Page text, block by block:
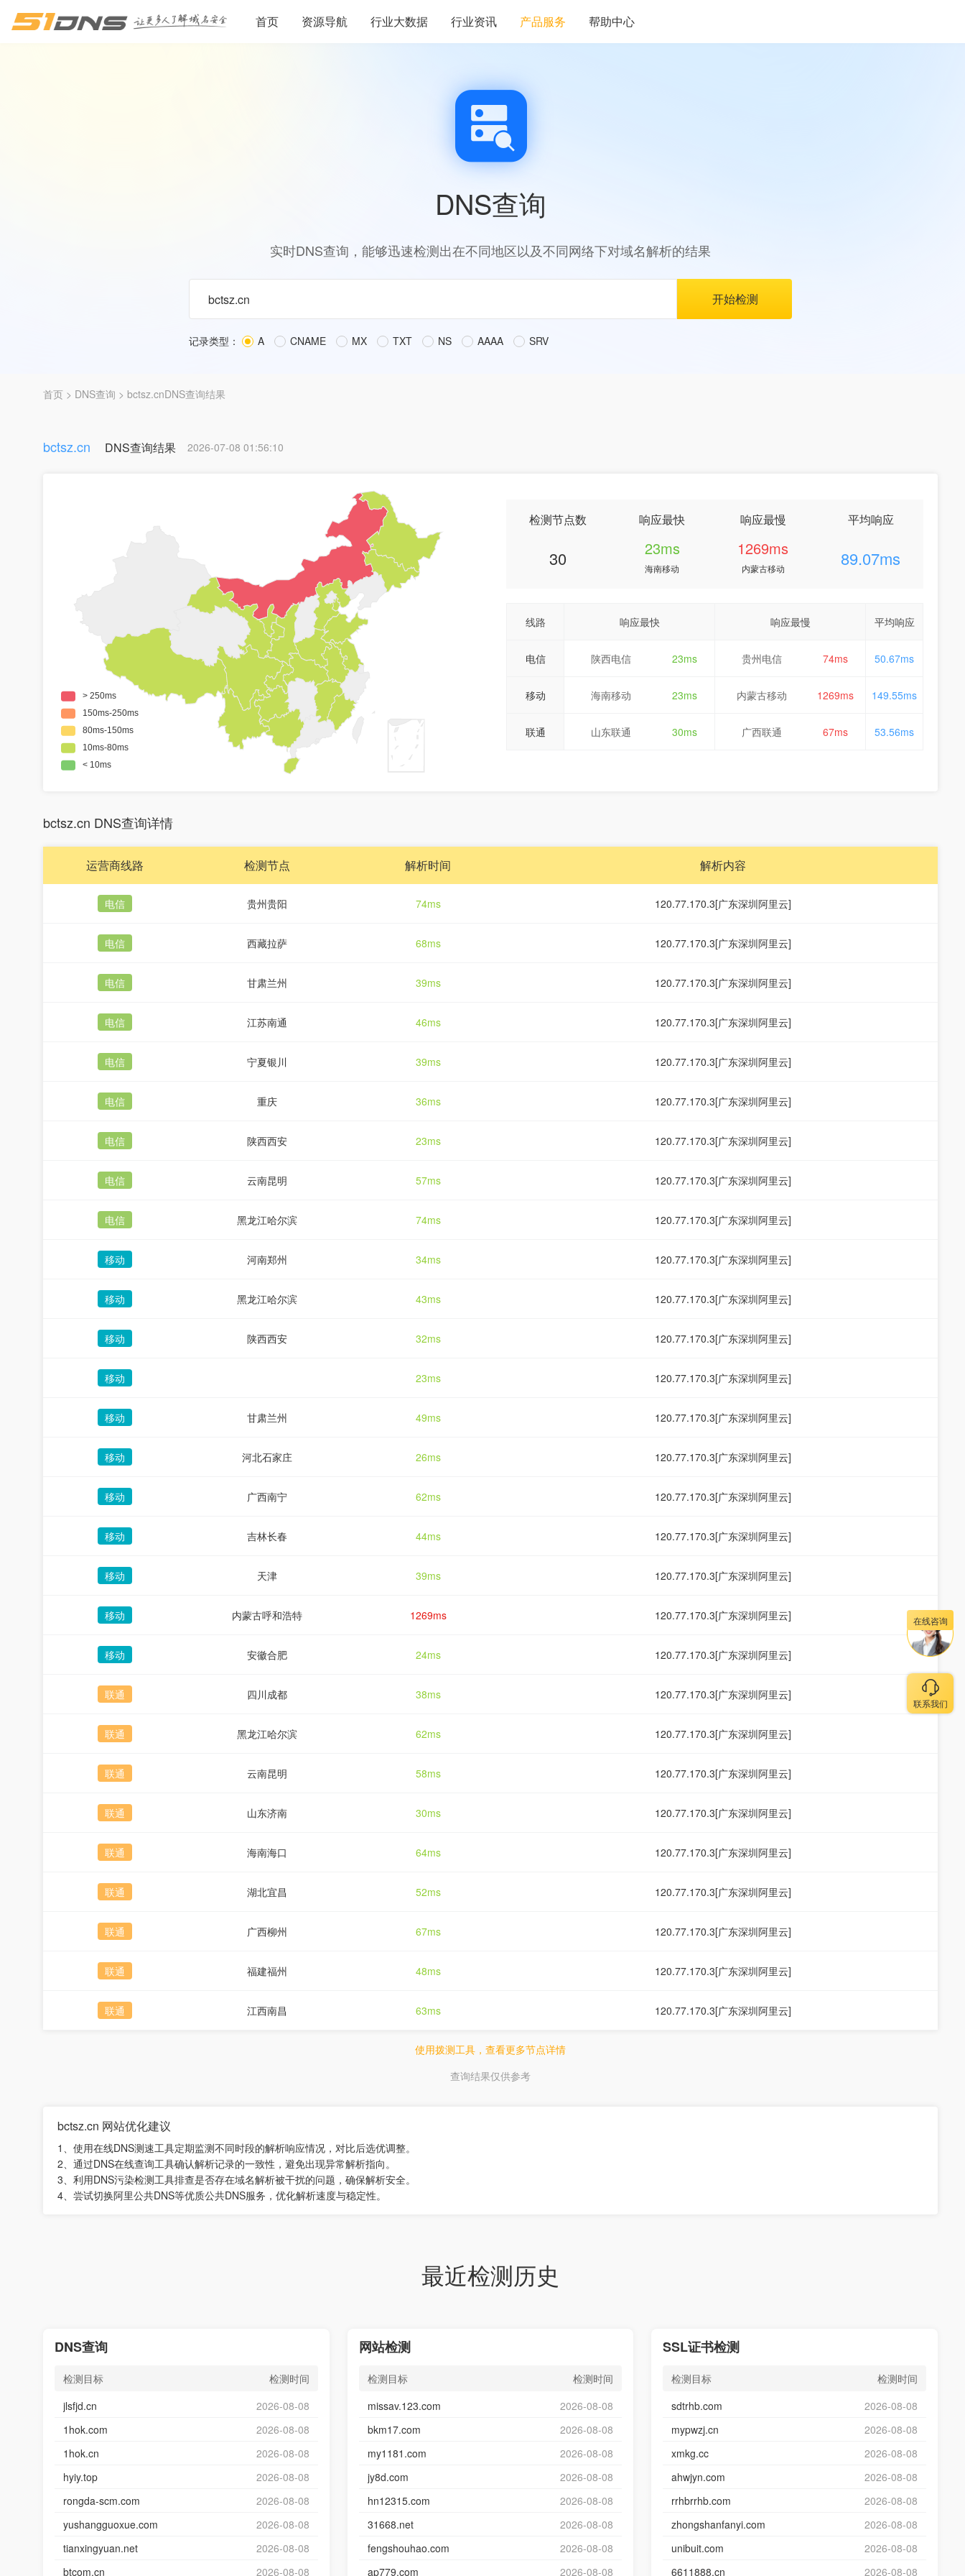
首页 资源导航 行业大数据 行业资讯 产品服务 帮助中心
DNS查询
实时DNS查询，能够迅速检测出在不同地区以及不同网络下对域名解析的结果
记录类型： A CNAME MX TXT NS AAAA SRV
首页 > DNS查询 > bctsz.cnDNS查询结果
bctsz.cn DNS查询结果 2026-07-08 01:56:10
检测节点数
30
响应最快
23ms
海南移动
响应最慢
1269ms
内蒙古移动
平均响应
89.07ms
线路 响应最快 响应最慢 平均响应
电信 陕西电信 23ms 贵州电信 74ms 50.67ms
移动 海南移动 23ms 内蒙古移动 1269ms 149.55ms
联通 山东联通 30ms 广西联通 67ms 53.56ms
bctsz.cn DNS查询详情
运营商线路 检测节点 解析时间 解析内容
电信 贵州贵阳 74ms 120.77.170.3[广东深圳阿里云]
电信 西藏拉萨 68ms 120.77.170.3[广东深圳阿里云]
电信 甘肃兰州 39ms 120.77.170.3[广东深圳阿里云]
电信 江苏南通 46ms 120.77.170.3[广东深圳阿里云]
电信 宁夏银川 39ms 120.77.170.3[广东深圳阿里云]
电信 重庆 36ms 120.77.170.3[广东深圳阿里云]
电信 陕西西安 23ms 120.77.170.3[广东深圳阿里云]
电信 云南昆明 57ms 120.77.170.3[广东深圳阿里云]
电信 黑龙江哈尔滨 74ms 120.77.170.3[广东深圳阿里云]
移动 河南郑州 34ms 120.77.170.3[广东深圳阿里云]
移动 黑龙江哈尔滨 43ms 120.77.170.3[广东深圳阿里云]
移动 陕西西安 32ms 120.77.170.3[广东深圳阿里云]
移动 23ms 120.77.170.3[广东深圳阿里云]
移动 甘肃兰州 49ms 120.77.170.3[广东深圳阿里云]
移动 河北石家庄 26ms 120.77.170.3[广东深圳阿里云]
移动 广西南宁 62ms 120.77.170.3[广东深圳阿里云]
移动 吉林长春 44ms 120.77.170.3[广东深圳阿里云]
移动 天津 39ms 120.77.170.3[广东深圳阿里云]
移动 内蒙古呼和浩特 1269ms 120.77.170.3[广东深圳阿里云]
移动 安徽合肥 24ms 120.77.170.3[广东深圳阿里云]
联通 四川成都 38ms 120.77.170.3[广东深圳阿里云]
联通 黑龙江哈尔滨 62ms 120.77.170.3[广东深圳阿里云]
联通 云南昆明 58ms 120.77.170.3[广东深圳阿里云]
联通 山东济南 30ms 120.77.170.3[广东深圳阿里云]
联通 海南海口 64ms 120.77.170.3[广东深圳阿里云]
联通 湖北宜昌 52ms 120.77.170.3[广东深圳阿里云]
联通 广西柳州 67ms 120.77.170.3[广东深圳阿里云]
联通 福建福州 48ms 120.77.170.3[广东深圳阿里云]
联通 江西南昌 63ms 120.77.170.3[广东深圳阿里云]
使用拨测工具，查看更多节点详情
查询结果仅供参考
bctsz.cn 网站优化建议
1、使用在线DNS测速工具定期监测不同时段的解析响应情况，对比后选优调整。
2、通过DNS在线查询工具确认解析记录的一致性，避免出现异常解析指向。
3、利用DNS污染检测工具排查是否存在域名解析被干扰的问题，确保解析安全。
4、尝试切换阿里公共DNS等优质公共DNS服务，优化解析速度与稳定性。
最近检测历史
DNS查询
检测目标
检测时间
jlsfjd.cn
2026-08-08
1hok.com
2026-08-08
1hok.cn
2026-08-08
hyiy.top
2026-08-08
rongda-scm.com
2026-08-08
yushangguoxue.com
2026-08-08
tianxingyuan.net
2026-08-08
btcom.cn
2026-08-08
网站检测
检测目标
检测时间
missav.123.com
2026-08-08
bkm17.com
2026-08-08
my1181.com
2026-08-08
jy8d.com
2026-08-08
hn12315.com
2026-08-08
31668.net
2026-08-08
fengshouhao.com
2026-08-08
ap779.com
2026-08-08
SSL证书检测
检测目标
检测时间
sdtrhb.com
2026-08-08
mypwzj.cn
2026-08-08
xmkg.cc
2026-08-08
ahwjyn.com
2026-08-08
rrhbrrhb.com
2026-08-08
zhongshanfanyi.com
2026-08-08
unibuit.com
2026-08-08
6611888.cn
2026-08-08
在线咨询
联系我们